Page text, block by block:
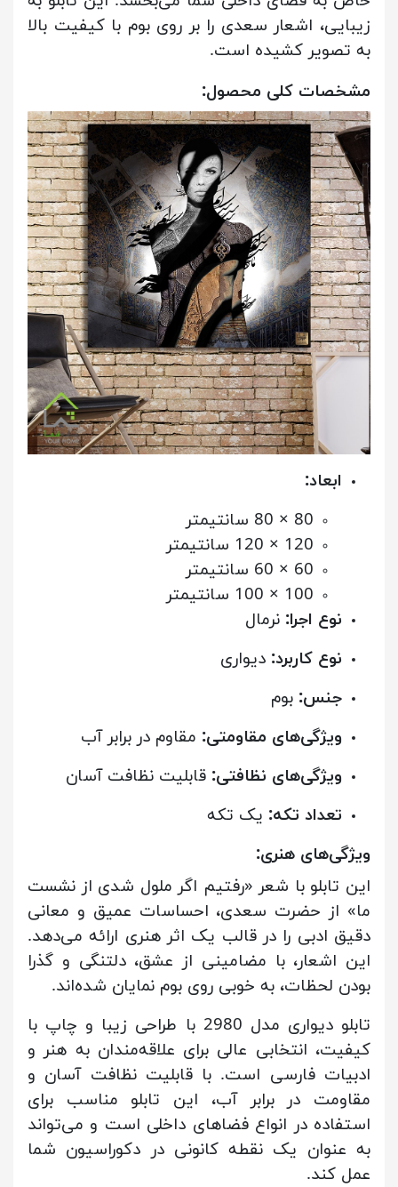
زیبایی، اشعار سعدی را بر روی بوم با کیفیت بالا
به تصویر کشیده است.
مشخصات کلی محصول:
ابعاد:
80 × 80 سانتیمتر
120 × 120 سانتیمتر
60 × 60 سانتیمتر
100 × 100 سانتیمتر
نوع اجرا: نرمال
نوع کاربرد: دیواری
جنس: بوم
ویژگی‌های مقاومتی: مقاوم در برابر آب
ویژگی‌های نظافتی: قابلیت نظافت آسان
تعداد تکه: یک تکه
ویژگی‌های هنری:
این تابلو با شعر «رفتیم اگر ملول شدی از نشست
ما» از حضرت سعدی، احساسات عمیق و معانی
دقیق ادبی را در قالب یک اثر هنری ارائه می‌دهد.
این اشعار، با مضامینی از عشق، دلتنگی و گذرا
بودن لحظات، به خوبی روی بوم نمایان شده‌اند.
تابلو دیواری مدل 2980 با طراحی زیبا و چاپ با
کیفیت، انتخابی عالی برای علاقه‌مندان به هنر و
ادبیات فارسی است. با قابلیت نظافت آسان و
مقاومت در برابر آب، این تابلو مناسب برای
استفاده در انواع فضاهای داخلی است و می‌تواند
به عنوان یک نقطه کانونی در دکوراسیون شما
عمل کند.